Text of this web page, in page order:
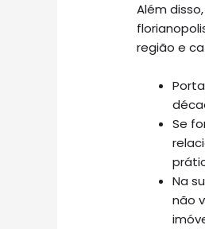
Além
região e
Se
Na
não